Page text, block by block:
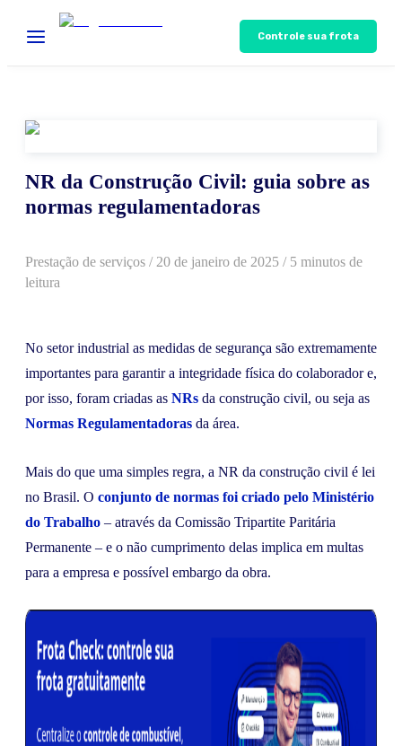
Controle sua frota
NR da Construção Civil: guia sobre as
normas regulamentadoras
Prestação de serviços / 20 de janeiro de 2025 / 5 minutos de
leitura
No setor industrial as medidas de segurança são extremamente
importantes para garantir a integridade física do colaborador e,
por isso, foram criadas as NRs da construção civil, ou seja as
Normas Regulamentadoras da área.
Mais do que uma simples regra, a NR da construção civil é lei
no Brasil. O conjunto de normas foi criado pelo Ministério
do Trabalho – através da Comissão Tripartite Paritária
Permanente – e o não cumprimento delas implica em multas
para a empresa e possível embargo da obra.